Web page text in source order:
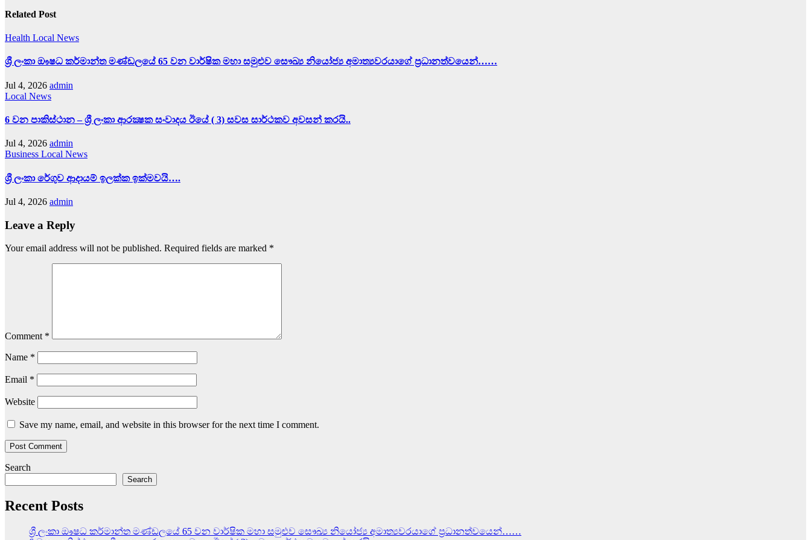
Related Post
Health Local News
ශ්‍රී ලංකා ඖෂධ කර්මාන්ත මණ්ඩලයේ 65 වන වාර්ෂික මහා සමුළුව සෞඛ්‍ය නියෝජ්‍ය අමාත්‍යවරයාගේ ප්‍රධානත්වයෙන්……
Jul 4, 2026 admin
Local News
6 වන පාකිස්ථාන – ශ්‍රී ලංකා ආරක්‍ෂක සංවාදය ඊයේ ( 3) සවස සාර්ථකව අවසන් කරයි..
Jul 4, 2026 admin
Business Local News
ශ්‍රී ලංකා රේගුව ආදායම් ඉලක්ක ඉක්මවයි….
Jul 4, 2026 admin
Leave a Reply
Your email address will not be published. Required fields are marked *
Comment *
Name *
Email *
Website
Save my name, email, and website in this browser for the next time I comment.
Search
Search
Recent Posts
ශ්‍රී ලංකා ඖෂධ කර්මාන්ත මණ්ඩලයේ 65 වන වාර්ෂික මහා සමුළුව සෞඛ්‍ය නියෝජ්‍ය අමාත්‍යවරයාගේ ප්‍රධානත්වයෙන්……